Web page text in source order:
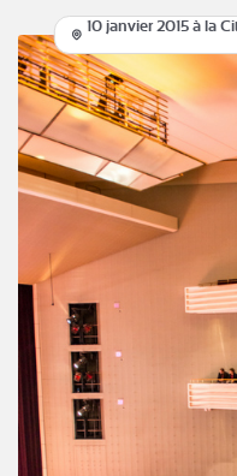
10 janvier 2015 à la